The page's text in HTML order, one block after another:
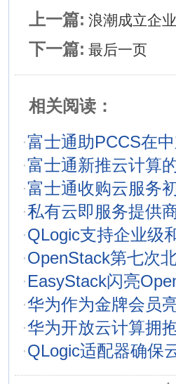
上一篇: 浪潮成立企
下一篇: 最后一页
相关阅读：
·富士通助PCCS在
·富士通新推云计算
·富士通收购云服务
·私有云即服务提供
·QLogic支持企业级
·OpenStack第七次
·EasyStack闪亮
·华为作为金牌会员
·华为开放云计算拥
·QLogic适配器确保